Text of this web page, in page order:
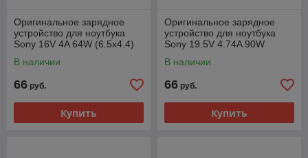
Оригинальное зарядное
устройство для ноутбука
Sony 16V 4A 64W (6.5x4.4)
В наличии
66 руб.
Купить
Оригинальное зарядное
устройство для ноутбука
Sony 19.5V 4.74A 90W
В наличии
66 руб.
Купить